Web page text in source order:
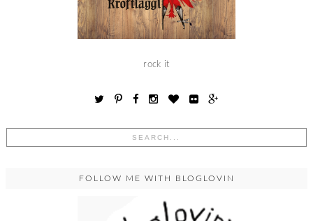
rock it
FOLLOW ME WITH BLOGLOVIN